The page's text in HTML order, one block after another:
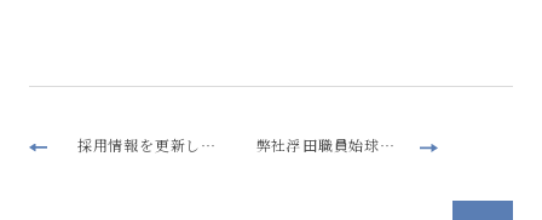
採用情報を更新しました 弊社浮田職員始球式につきまして